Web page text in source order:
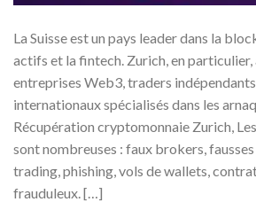
La Suisse est un pays leader dans la
actifs et la fintech. Zurich, en particulier,
entreprises Web3, traders
internationaux spécialisés dans les
Récupération cryptomonnaie Zurich,
sont nombreuses : faux brokers,
trading, phishing, vols de wallets,
frauduleux. […]